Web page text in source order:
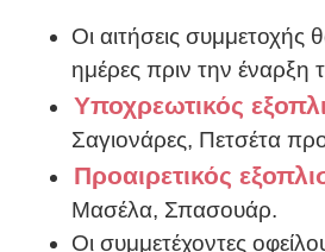
Οι αιτήσεις συμμετοχής
ημέρες πριν την έναρξη
Υποχρεωτικός
Σαγιονάρες, Πετσέτα
Προαιρετικός
Μασέλα, Σπασουάρ.
Οι συμμετέχοντες